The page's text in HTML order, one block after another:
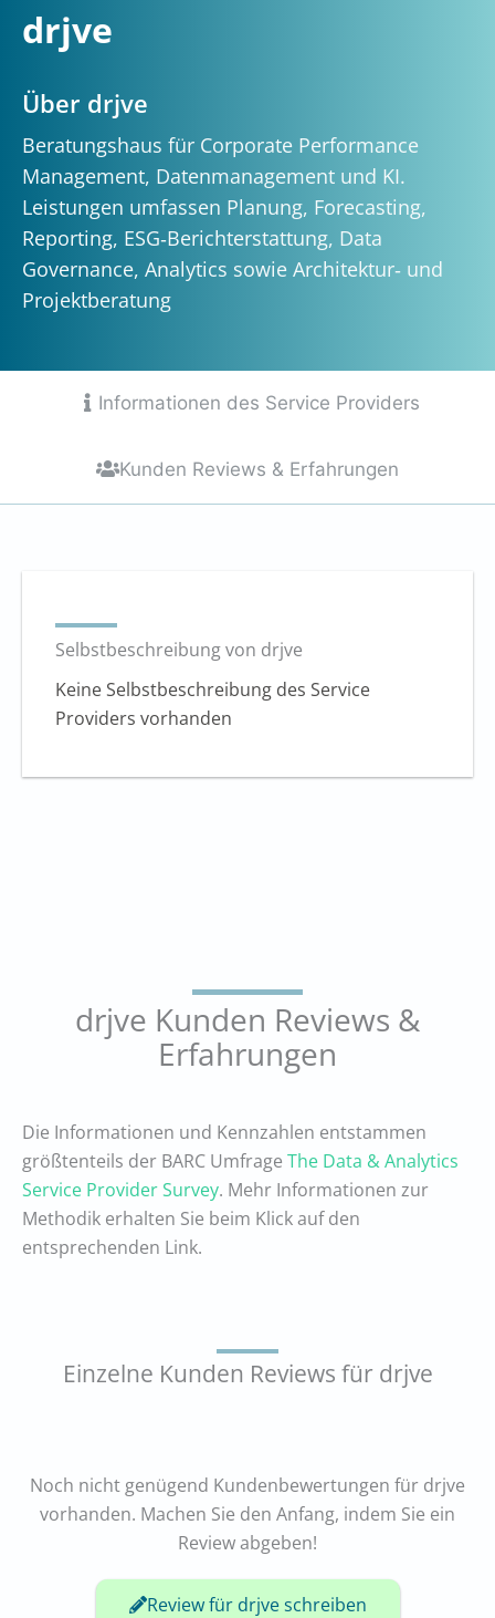
drjve
Über drjve
Beratungshaus für Corporate Performance
Management, Datenmanagement und KI.
Leistungen umfassen Planung, Forecasting,
Reporting, ESG‑Berichterstattung, Data
Governance, Analytics sowie Architektur‑ und
Projektberatung
Informationen des Service Providers
Kunden Reviews & Erfahrungen
Selbstbeschreibung von drjve
Keine Selbstbeschreibung des Service
Providers vorhanden
drjve Kunden Reviews &
Erfahrungen
Die Informationen und Kennzahlen entstammen
größtenteils der BARC Umfrage The Data & Analytics
Service Provider Survey. Mehr Informationen zur
Methodik erhalten Sie beim Klick auf den
entsprechenden Link.
Einzelne Kunden Reviews für drjve
Noch nicht genügend Kundenbewertungen für drjve
vorhanden. Machen Sie den Anfang, indem Sie ein
Review abgeben!
Review für drjve schreiben